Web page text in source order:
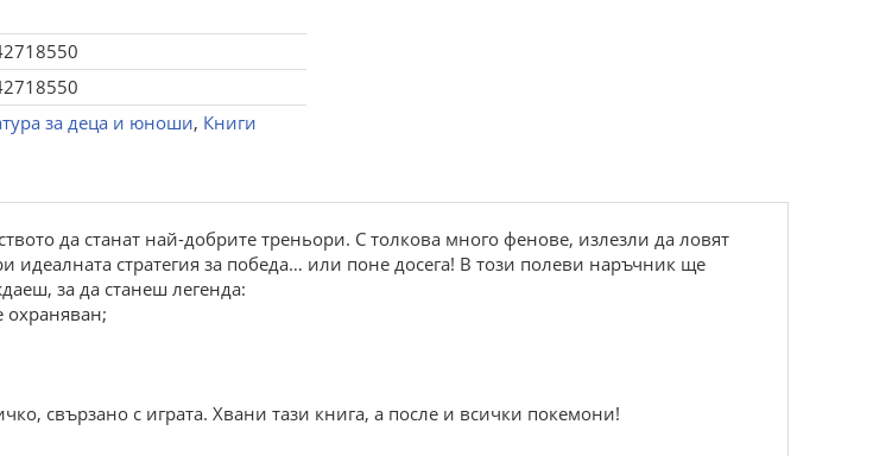
за деца и юноши, Книги
да станат най-добрите треньори. С толкова много фенове, излезли да ловят
стратегия за победа… или поне досега! В този полеви наръчник ще
за да станеш легенда:
охраняван;
свързано с играта. Хвани тази книга, а после и всички покемони!